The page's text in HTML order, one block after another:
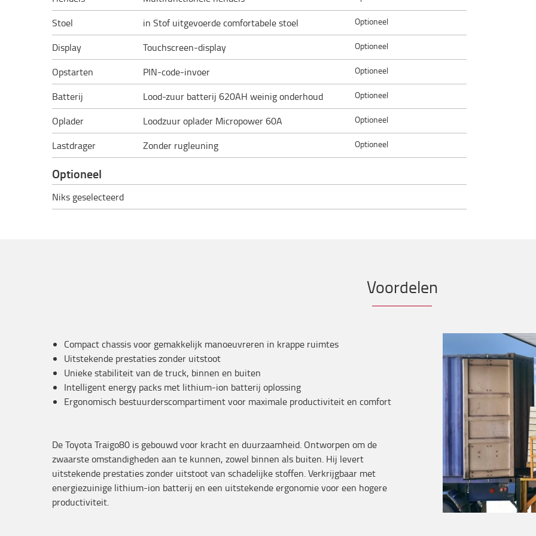
Stoel in Stof uitgevoerde comfortabele stoel Optioneel
Display Touchscreen-display Optioneel
Opstarten PIN-code-invoer Optioneel
Batterij Lood-zuur batterij 620AH weinig onderhoud Optioneel
Oplader Loodzuur oplader Micropower 60A Optioneel
Lastdrager Zonder rugleuning Optioneel
Optioneel
Niks geselecteerd
Voordelen
Compact chassis voor gemakkelijk manoeuvreren in krappe ruimtes
Uitstekende prestaties zonder uitstoot
Unieke stabiliteit van de truck, binnen en buiten
Intelligent energy packs met lithium-ion batterij oplossing
Ergonomisch bestuurderscompartiment voor maximale productiviteit en comfort
De Toyota Traigo80 is gebouwd voor kracht en duurzaamheid. Ontworpen om de
zwaarste omstandigheden aan te kunnen, zowel binnen als buiten. Hij levert
uitstekende prestaties zonder uitstoot van schadelijke stoffen. Verkrijgbaar met
energiezuinige lithium-ion batterij en een uitstekende ergonomie voor een hogere
productiviteit.